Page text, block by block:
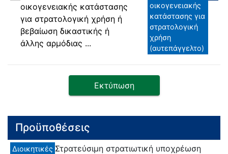
οικογενειακής κατάστασης
για στρατολογική χρήση ή
βεβαίωση δικαστικής ή
άλλης αρμόδιας ...
οικογενειακής
κατάστασης για
στρατολογική
χρήση
(αυτεπάγγελτο)
Εκτύπωση
Προϋποθέσεις
Διοικητικές Στρατεύσιμη στρατιωτική υποχρέωση